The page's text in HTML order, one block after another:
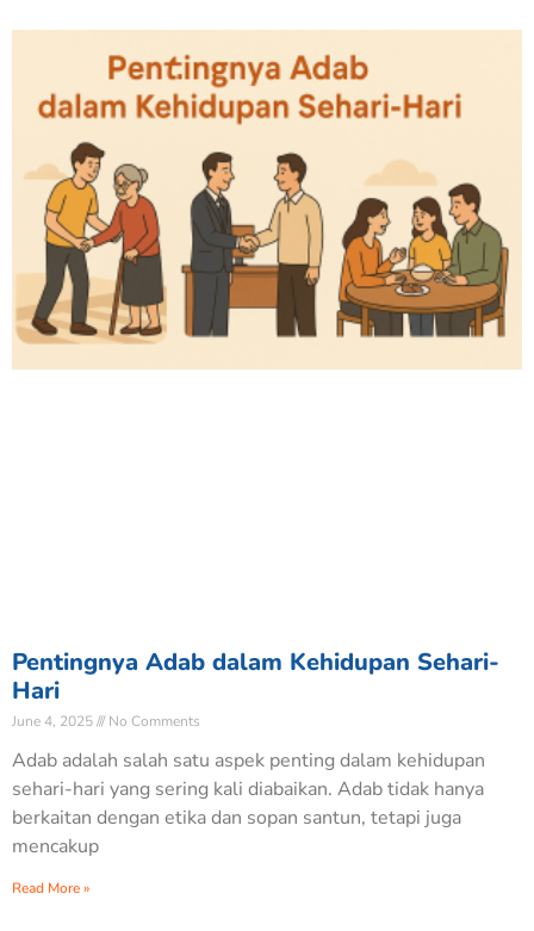
Pentingnya Adab dalam Kehidupan Sehari-
Hari
June 4, 2025 No Comments
Adab adalah salah satu aspek penting dalam kehidupan
sehari-hari yang sering kali diabaikan. Adab tidak hanya
berkaitan dengan etika dan sopan santun, tetapi juga
mencakup
Read More »